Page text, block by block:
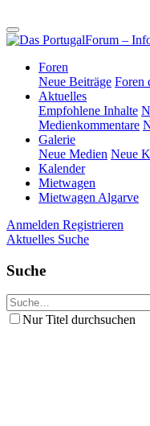
Foren
Neue Beiträge Foren
Aktuelles
Empfohlene Inhalte
Medienkommentare
Galerie
Neue Medien Neue
Kalender
Mietwagen
Mietwagen Algarve
Anmelden Registrieren
Aktuelles Suche
Suche
Nur Titel durchsuchen